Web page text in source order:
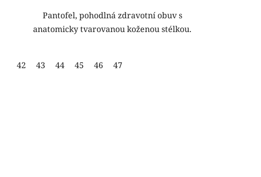
Pantofel, pohodlná zdravotní obuv s
anatomicky tvarovanou koženou stélkou.
42 43 44 45 46 47